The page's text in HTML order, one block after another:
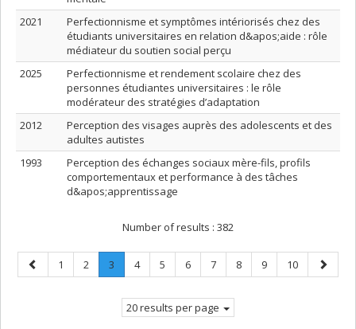
2021
Perfectionnisme et symptômes intériorisés chez des
étudiants universitaires en relation d&apos;aide : rôle
médiateur du soutien social perçu
2025
Perfectionnisme et rendement scolaire chez des
personnes étudiantes universitaires : le rôle
modérateur des stratégies d’adaptation
2012
Perception des visages auprès des adolescents et des
adultes autistes
1993
Perception des échanges sociaux mère-fils, profils
comportementaux et performance à des tâches
d&apos;apprentissage
Number of results : 382
Previous
page
Page
1 Page
2 Page
3
Current
Page
4 Page
5 Page
6 Page
7 Page
8 Page
9 Page
10
Next
page
20 results per page